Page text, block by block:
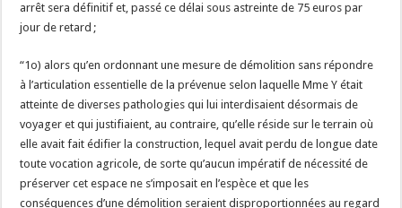
arrêt sera définitif et, passé ce délai sous astreinte de 75 euros par
jour de retard ;
“1o) alors qu’en ordonnant une mesure de démolition sans répondre
à l’articulation essentielle de la prévenue selon laquelle Mme Y était
atteinte de diverses pathologies qui lui interdisaient désormais de
voyager et qui justifiaient, au contraire, qu’elle réside sur le terrain où
elle avait fait édifier la construction, lequel avait perdu de longue date
toute vocation agricole, de sorte qu’aucun impératif de nécessité de
préserver cet espace ne s’imposait en l’espèce et que les
conséquences d’une démolition seraient disproportionnées au regard